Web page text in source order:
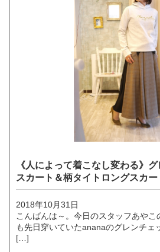
《人によって着こなし変わる》
スカート＆柄タイトロングスカ
2018年10月31日
こんばんは～。今日のスタッフあや
も先日穿いていたananaのグレンチェ
[…]